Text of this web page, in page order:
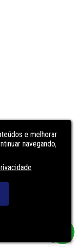
e melhorar
navegando,